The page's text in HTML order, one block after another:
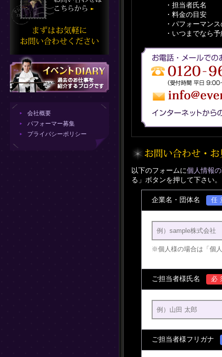
会社概要
パフォーマー募集
プライバシーポリシー
・担当者氏名
・料金の目安
・パフォーマン
・いつまでなら
以下のフォームに個人情報
る」ボタンを押して下さい。
企業名・団体名 任
※個人様の場合は「個
ご担当者様氏名 必
ご担当者様フリガナ